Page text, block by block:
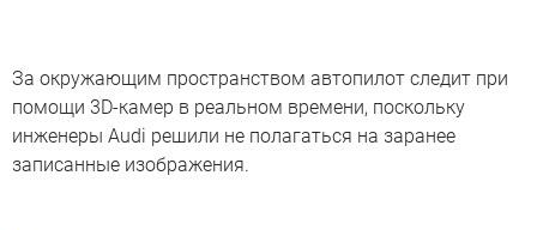
За окружающим пространством автопилот следит при
помощи 3D-камер в реальном времени, поскольку
инженеры Audi решили не полагаться на заранее
записанные изображения.